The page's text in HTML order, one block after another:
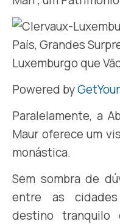
Powered by
Paralelamente, a
Maur oferece um
monástica.
Sem sombra de
entre as
destino tranquilo